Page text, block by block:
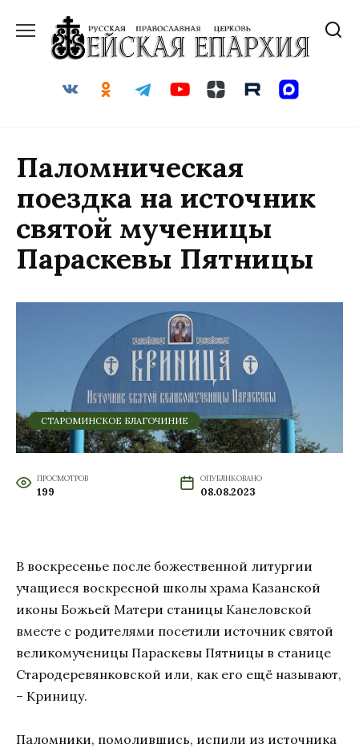
содержанию
Паломническая
поездка на источник
святой мученицы
Параскевы Пятницы
СТАРОМИНСКОЕ БЛАГОЧИНИЕ
ПРОСМОТРОВ
199
ОПУБЛИКОВАНО
08.08.2023
В воскресенье после божественной литургии
учащиеся воскресной школы храма Казанской
иконы Божьей Матери станицы Канеловской
вместе с родителями посетили источник святой
великомученицы Параскевы Пятницы в станице
Стародеревянковской или, как его ещё называют,
– Криницу.
Паломники, помолившись, испили из источника